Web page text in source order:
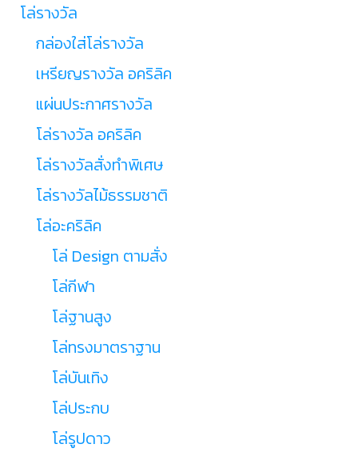
โล่รางวัล
กล่องใส่โล่รางวัล
เหรียญรางวัล อคริลิค
แผ่นประกาศรางวัล
โล่รางวัล อคริลิค
โล่รางวัลสั่งทำพิเศษ
โล่รางวัลไม้ธรรมชาติ
โล่อะคริลิค
โล่ Design ตามสั่ง
โล่กีฬา
โล่ฐานสูง
โล่ทรงมาตราฐาน
โล่บันเทิง
โล่ประกบ
โล่รูปดาว